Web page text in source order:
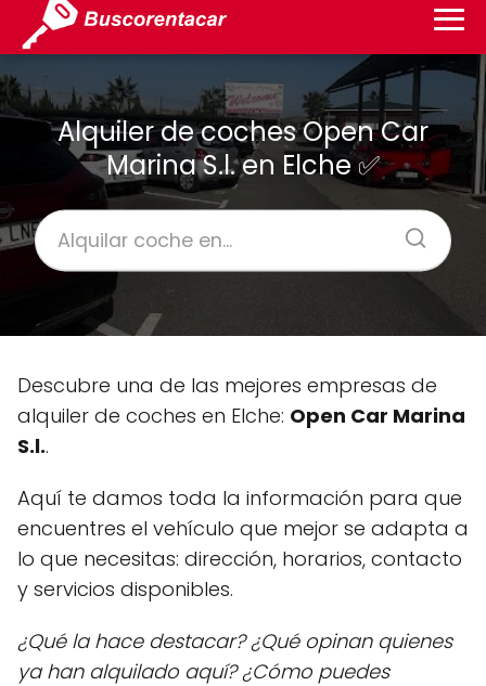
Alquiler de coches Open Car
Marina S.l. en Elche ✅
Descubre una de las mejores empresas de
alquiler de coches en Elche: Open Car Marina
S.l..
Aquí te damos toda la información para que
encuentres el vehículo que mejor se adapta a
lo que necesitas: dirección, horarios, contacto
y servicios disponibles.
¿Qué la hace destacar? ¿Qué opinan quienes
ya han alquilado aquí? ¿Cómo puedes